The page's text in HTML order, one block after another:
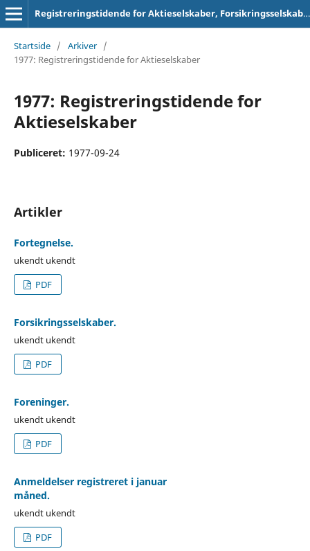
Registreringstidende for Aktieselskaber, Forsikringsselskaber og Foreninger
Startside / Arkiver /
1977: Registreringstidende for Aktieselskaber
1977: Registreringstidende for
Aktieselskaber
Publiceret: 1977-09-24
Artikler
Fortegnelse.
ukendt ukendt
PDF
Forsikringsselskaber.
ukendt ukendt
PDF
Foreninger.
ukendt ukendt
PDF
Anmeldelser registreret i januar
måned.
ukendt ukendt
PDF